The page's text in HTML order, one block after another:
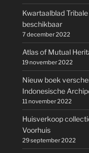
Kwartaalblad
beschikbaar
7 december 2022
Atlas of Mutual
19 november 2022
Nieuw boek
Indonesische
11 november 2022
Huisverkoop
Voorhuis
29 september 2022